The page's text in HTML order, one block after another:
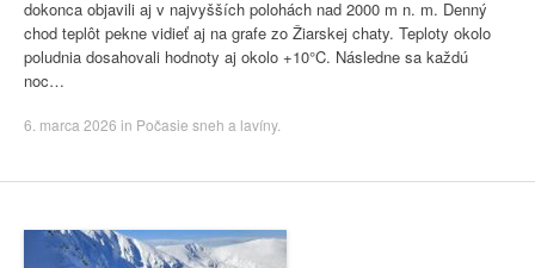
dokonca objavili aj v najvyšších polohách nad 2000 m n. m. Denný
chod teplôt pekne vidieť aj na grafe zo Žiarskej chaty. Teploty okolo
poludnia dosahovali hodnoty aj okolo +10°C. Následne sa každú
noc…
6. marca 2026 in Počasie sneh a lavíny.